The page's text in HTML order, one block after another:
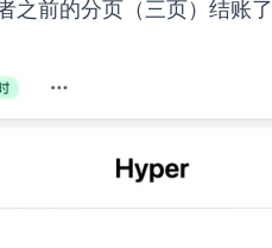
之前的分页（三页）结账了